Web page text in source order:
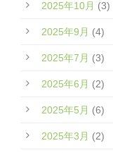
2025年10月 (3)
2025年9月 (4)
2025年7月 (3)
2025年6月 (2)
2025年5月 (6)
2025年3月 (2)